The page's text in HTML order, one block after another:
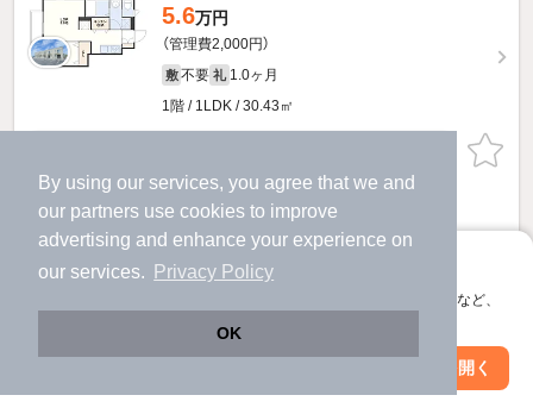
By using our services, you agree that we and
our partners use cookies to improve
advertising and enhance your experience on
our services.
Privacy Policy
OK
アプリに切り替えて、サクサクお部屋探し
会員登録なしですぐ使える。マップ検索やお気に入り保存など、
アプリを開く
5.6万円
（管理費2,000円）
敷 不要 礼 1.0ヶ月
1階 / 1LDK / 30.43㎡
提供
5.5万円
礼 55,000円
1階 / 1LDK / 30.43㎡
絞り込み条件を変更